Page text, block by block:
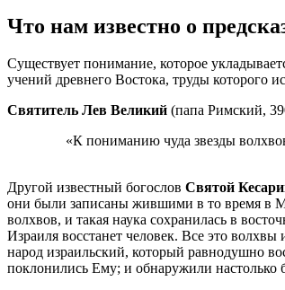
Что нам известно о
Существует понимание, которое
учений древнего Востока, труды которого
Святитель Лев Великий (папа Римский,
«К пониманию чуда звезды
Другой известный богослов Святой
они были записаны жившими в то время в
волхвов, и такая наука сохранилась в
Израиля восстанет человек. Все это
народ израильский, который равнодушно
поклонились Ему; и обнаружили настолько